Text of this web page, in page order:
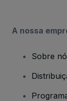
A nossa
Sobre